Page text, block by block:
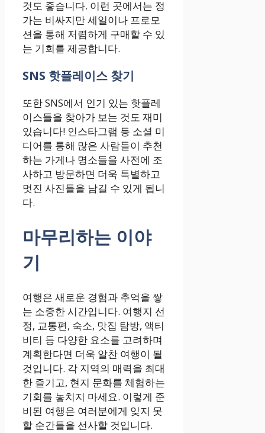
것도 좋습니다. 이런 곳에서는 정
가는 비싸지만 세일이나 프로모
션을 통해 저렴하게 구매할 수 있
는 기회를 제공합니다.
SNS 핫플레이스 찾기
또한 SNS에서 인기 있는 핫플레
이스들을 찾아가 보는 것도 재미
있습니다! 인스타그램 등 소셜 미
디어를 통해 많은 사람들이 추천
하는 가게나 명소들을 사전에 조
사하고 방문하면 더욱 특별하고
멋진 사진들을 남길 수 있게 됩니
다.
마무리하는 이야
기
여행은 새로운 경험과 추억을 쌓
는 소중한 시간입니다. 여행지 선
정, 교통편, 숙소, 맛집 탐방, 액티
비티 등 다양한 요소를 고려하며
계획한다면 더욱 알찬 여행이 될
것입니다. 각 지역의 매력을 최대
한 즐기고, 현지 문화를 체험하는
기회를 놓치지 마세요. 이렇게 준
비된 여행은 여러분에게 잊지 못
할 순간들을 선사할 것입니다.